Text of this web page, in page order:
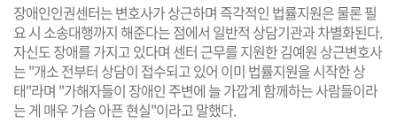
장애인인권센터는 변호사가 상근하며 즉각적인 법률지원은 물론 필
요 시 소송대행까지 해준다는 점에서 일반적 상담기관과 차별화된다.
자신도 장애를 가지고 있다며 센터 근무를 지원한 김예원 상근변호사
는 "개소 전부터 상담이 접수되고 있어 이미 법률지원을 시작한 상
태"라며 "가해자들이 장애인 주변에 늘 가깝게 함께하는 사람들이라
는 게 매우 가슴 아픈 현실"이라고 말했다.